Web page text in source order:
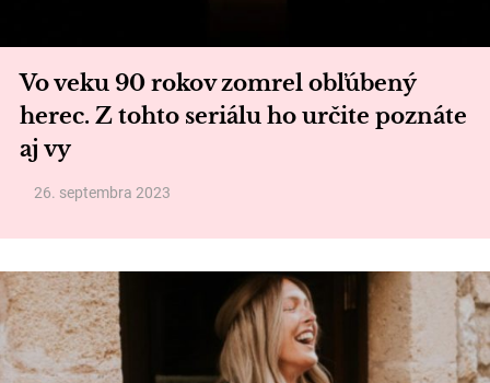
Vo veku 90 rokov zomrel obľúbený
herec. Z tohto seriálu ho určite poznáte
aj vy
26. septembra 2023